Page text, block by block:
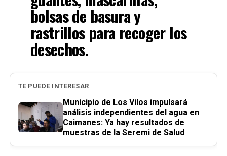
bolsas de basura y
rastrillos para recoger los
desechos.
TE PUEDE INTERESAR
Municipio de Los Vilos impulsará
análisis independientes del agua en
Caimanes: Ya hay resultados de
muestras de la Seremi de Salud